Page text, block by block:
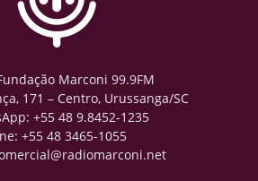
Marconi 99.9FM
171 – Centro, Urussanga/SC
+55 48 9.8452-1235
+55 48 3465-1055